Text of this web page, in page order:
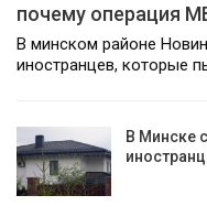
почему операция
В минском районе
иностранцев, которые
В Минске